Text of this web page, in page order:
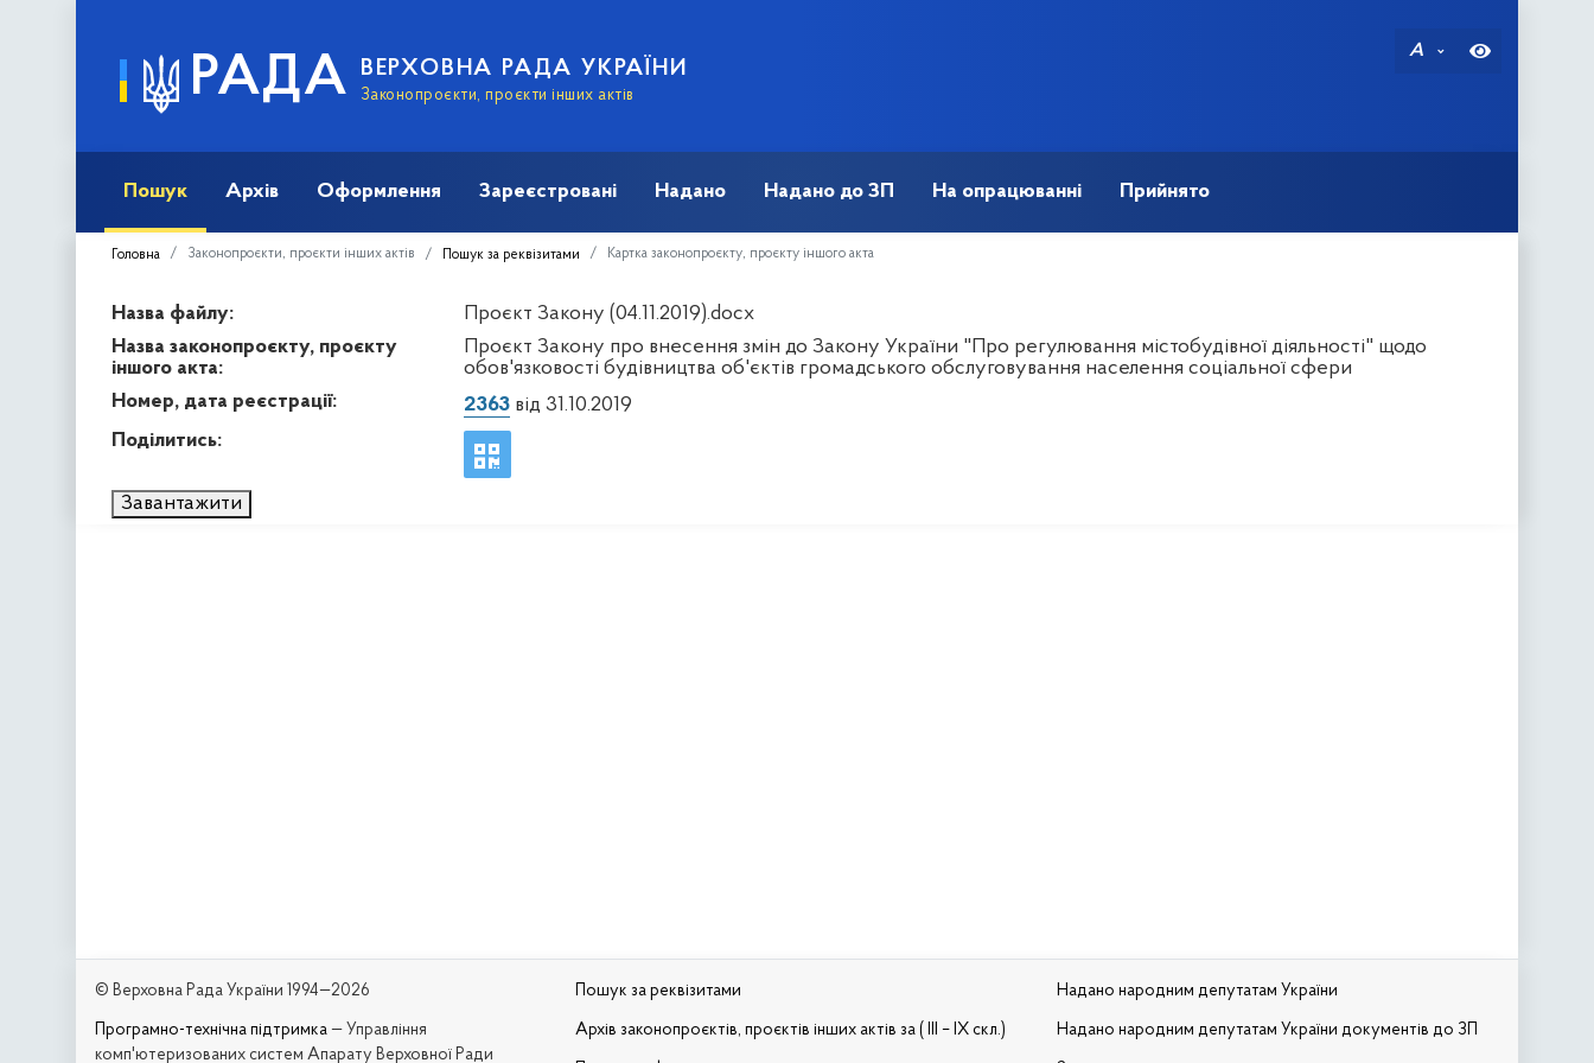
РАДА ВЕРХОВНА РАДА УКРАЇНИ
Законопроєкти, проєкти інших актів
A
Пошук Архів Оформлення Зареєстровані Надано Надано до ЗП На опрацюванні Прийнято
Головна Законопроєкти, проєкти інших актів Пошук за реквізитами Картка законопроєкту, проєкту іншого акта
Назва файлу:
Проєкт Закону (04.11.2019).docx
Назва законопроєкту, проєкту
іншого акта:
Проєкт Закону про внесення змін до Закону України "Про регулювання містобудівної діяльності" щодо
обов'язковості будівництва об'єктів громадського обслуговування населення соціальної сфери
Номер, дата реєстрації:
2363від 31.10.2019
Поділитись:
Завантажити
© Верховна Рада України 1994—2026
Програмно-технічна підтримка — Управління
комп'ютеризованих систем Апарату Верховної Ради
Пошук за реквізитами
Архів законопроєктів, проєктів інших актів за ( III – IX скл.)
Надано народним депутатам України
Надано народним депутатам України документів до ЗП